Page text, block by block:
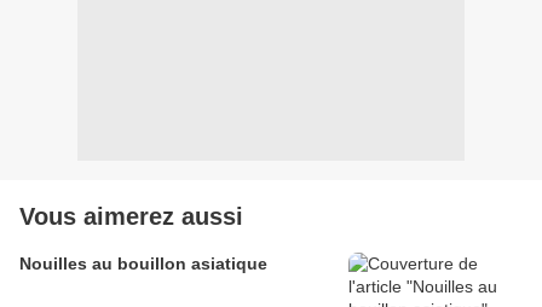
Vous aimerez aussi
Nouilles au bouillon asiatique